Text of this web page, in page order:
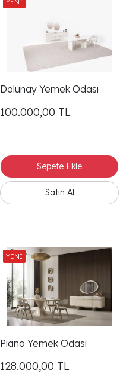
Dolunay Yemek Odası
100.000,00 TL
Piano Yemek Odası
128.000,00 TL